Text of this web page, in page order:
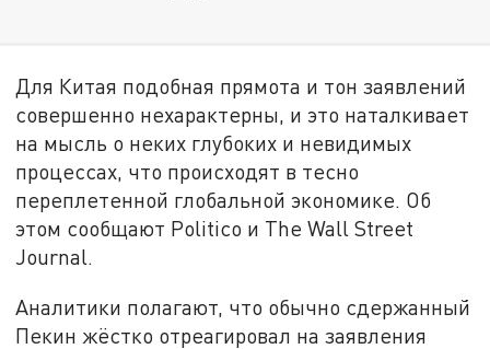
Для Китая подобная прямота и тон заявлений
совершенно нехарактерны, и это наталкивает
на мысль о неких глубоких и невидимых
процессах, что происходят в тесно
переплетенной глобальной экономике. Об
этом сообщают Politico и The Wall Street
Journal.
Аналитики полагают, что обычно сдержанный
Пекин жёстко отреагировал на заявления